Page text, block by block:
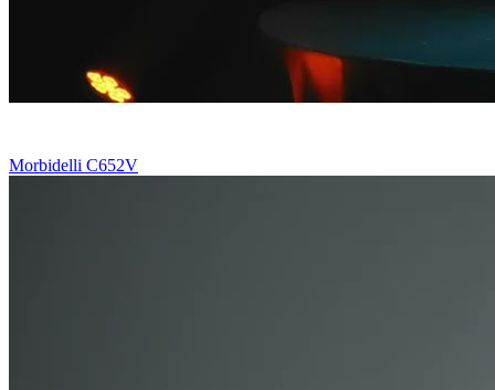
Morbidelli C652V